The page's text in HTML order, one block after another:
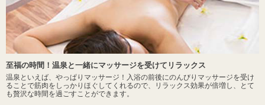
至福の時間！温泉と一緒にマッサージを受けてリラックス
温泉といえば、やっぱりマッサージ！入浴の前後にのんびりマッサージを受け
ることで筋肉をしっかりほぐしてくれるので、リラックス効果が倍増し、とて
も贅沢な時間を過ごすことができます。